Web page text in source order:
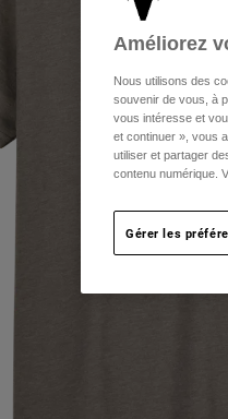
Améliorez
Nous utilisons des
souvenir de vous, à
vous intéresse et
et continuer », vous
utiliser et partager
contenu numérique.
Gérer les